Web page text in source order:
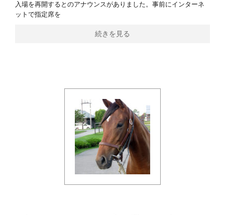
入場を再開するとのアナウンスがありました。事前にインターネ
ットで指定席を
続きを見る